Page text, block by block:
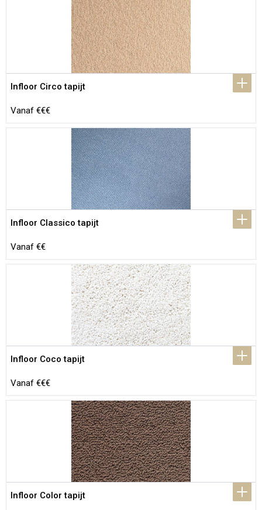
Infloor Circo tapijt
Vanaf €€€
Infloor Classico tapijt
Vanaf €€
Infloor Coco tapijt
Vanaf €€€
Infloor Color tapijt